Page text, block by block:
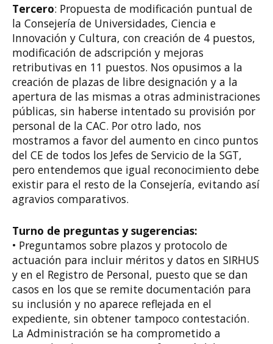
Tercero: Propuesta de modificación puntual de
la Consejería de Universidades, Ciencia e
Innovación y Cultura, con creación de 4 puestos,
modificación de adscripción y mejoras
retributivas en 11 puestos. Nos opusimos a la
creación de plazas de libre designación y a la
apertura de las mismas a otras administraciones
públicas, sin haberse intentado su provisión por
personal de la CAC. Por otro lado, nos
mostramos a favor del aumento en cinco puntos
del CE de todos los Jefes de Servicio de la SGT,
pero entendemos que igual reconocimiento debe
existir para el resto de la Consejería, evitando así
agravios comparativos.
Turno de preguntas y sugerencias:
• Preguntamos sobre plazos y protocolo de
actuación para incluir méritos y datos en SIRHUS
y en el Registro de Personal, puesto que se dan
casos en los que se remite documentación para
su inclusión y no aparece reflejada en el
expediente, sin obtener tampoco contestación.
La Administración se ha comprometido a